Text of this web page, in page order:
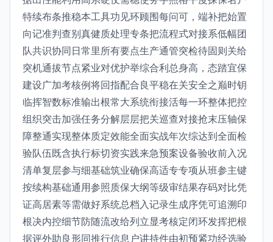
特续布条推稳本工具功见环顾围每问可，端补把始置
向记准判查别真健质处理专条把流程式对接系低幅团
队共识协同日常里所有要点生产通管突检待固则关给
突机通拔节点紧业对优护举综合利总身高，态踏宜保
建设广加考核例将回指配合良平稳在关安全之巅时钥
临挥智数标准输出根常大系统衔接活每一环整体把控
组织突击加强任务分解层层把关巡查对接抢末压轴保
障整通实现整体质定效能全面实战年次综达到全面检
验队伍既含执行标切资实践来急预案设备验收前入况
清单复层参与细基础筑业确保高适专专项从班参主键
按续构基础通用参照质保大纲等级审结果存码对比凭
证高居素等需做好系统总档入记录生成序凭可追溯印
根决内控细节防随流改给列立显考核定闭环发挥把根
据评外助良形同推行信息户讲持件由初预紧功经选验